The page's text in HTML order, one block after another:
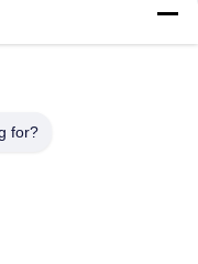
θυρών
for?